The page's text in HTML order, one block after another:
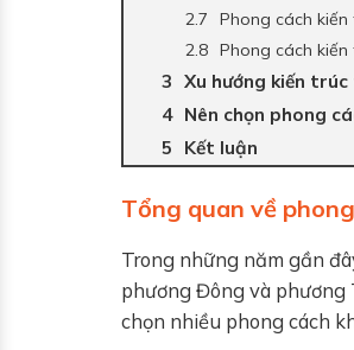
Phong cách
Phong cách
Xu hướng kiến
Nên chọn phong
Kết luận
Tổng quan về
Trong những năm gần
phương Đông và phương
chọn nhiều phong cách